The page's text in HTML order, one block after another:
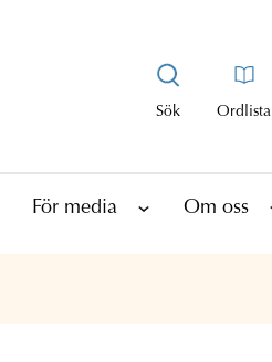
Sök Ordlista
För media Om oss